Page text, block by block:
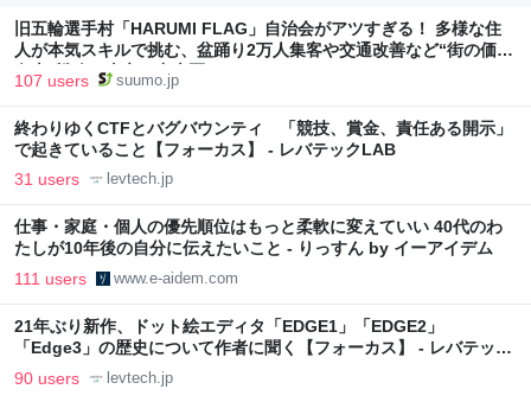
旧五輪選手村「HARUMI FLAG」自治会がアツすぎる！ 多様な住
人が本気スキルで挑む、盆踊り2万人集客や交通改善など“街の価値
向上”戦略 東京・中央区
107 users suumo.jp
終わりゆくCTFとバグバウンティ 「競技、賞金、責任ある開示」
で起きていること【フォーカス】 - レバテックLAB
31 users levtech.jp
仕事・家庭・個人の優先順位はもっと柔軟に変えていい 40代のわ
たしが10年後の自分に伝えたいこと - りっすん by イーアイデム
111 users www.e-aidem.com
21年ぶり新作、ドット絵エディタ「EDGE1」「EDGE2」
「Edge3」の歴史について作者に聞く【フォーカス】 - レバテック
LAB
90 users levtech.jp